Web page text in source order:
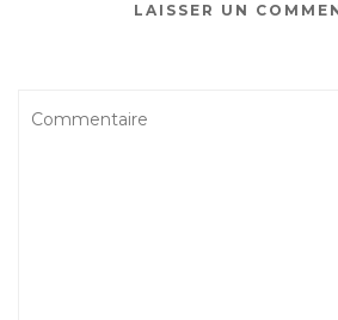
LAISSER UN